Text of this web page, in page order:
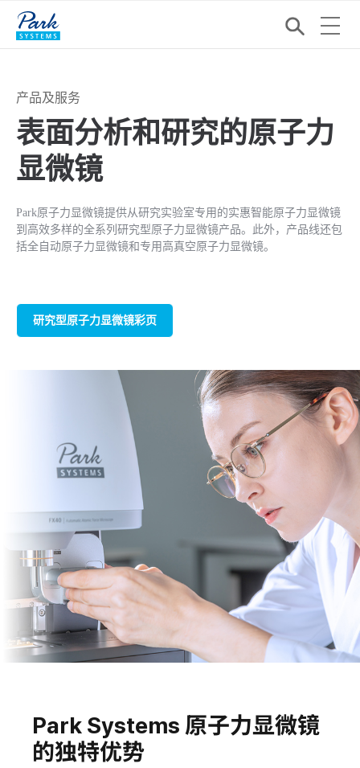
产品及服务
表面分析和研究的原子力
显微镜
Park原子力显微镜提供从研究实验室专用的实惠智能原子力显微镜
到高效多样的全系列研究型原子力显微镜产品。此外，产品线还包
括全自动原子力显微镜和专用高真空原子力显微镜。
研究型原子力显微镜彩页
Park Systems 原子力显微镜
的独特优势